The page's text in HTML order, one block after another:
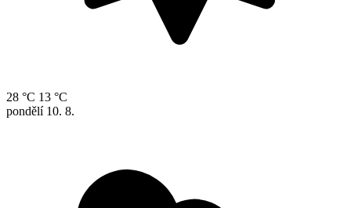
28 °C 13 °C
pondělí 10. 8.